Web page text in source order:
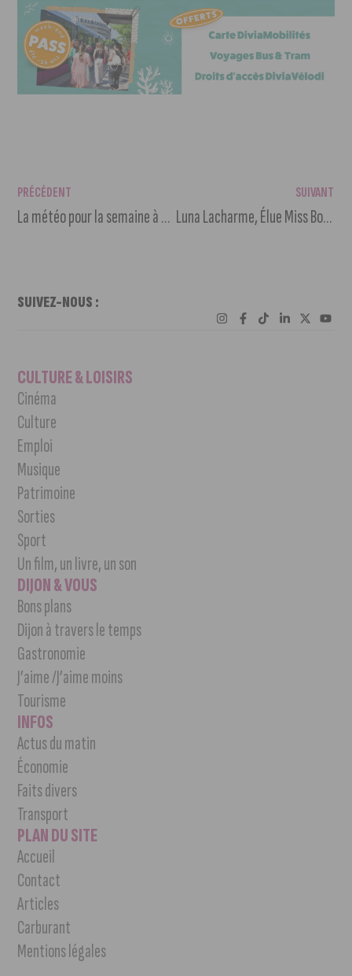
PRÉCÉDENT
La météo pour la semaine à venir
SUIVANT
Luna Lacharme, Élue Miss Bourgogne 2023
SUIVEZ-NOUS :
CULTURE & LOISIRS
Cinéma
Culture
Emploi
Musique
Patrimoine
Sorties
Sport
Un film, un livre, un son
DIJON & VOUS
Bons plans
Dijon à travers le temps
Gastronomie
J’aime /J’aime moins
Tourisme
INFOS
Actus du matin
Économie
Faits divers
Transport
PLAN DU SITE
Accueil
Contact
Articles
Carburant
Mentions légales